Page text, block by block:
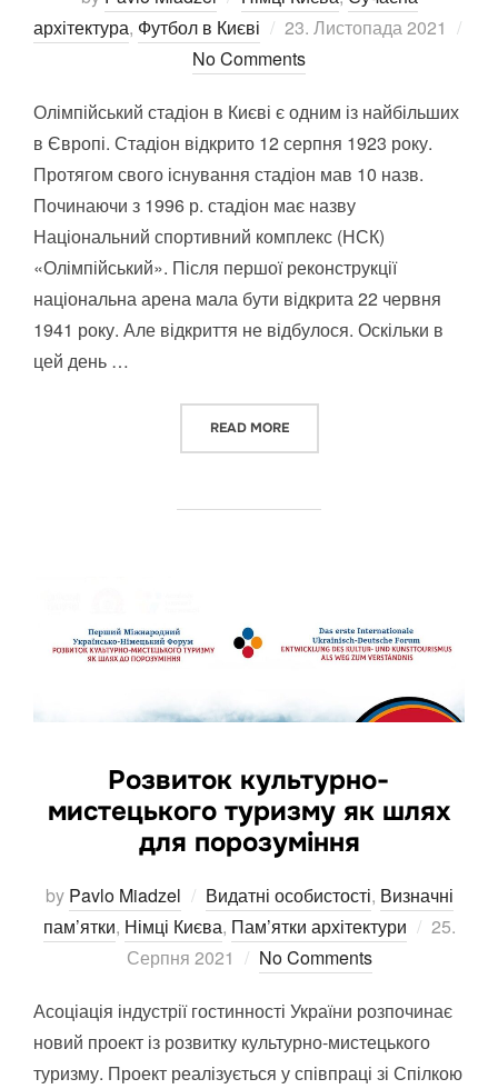
архітектура, Футбол в Києві
Posted
on
23. Листопада 2021
No Comments
Олімпійський стадіон в Києві є одним із найбільших
в Європі. Стадіон відкрито 12 серпня 1923 року.
Протягом свого існування стадіон мав 10 назв.
Починаючи з 1996 р. стадіон має назву
Національний спортивний комплекс (НСК)
«Олімпійський». Після першої реконструкції
національна арена мала бути відкрита 22 червня
1941 року. Але відкриття не відбулося. Оскільки в
цей день …
READ MORE“ОЛІМПІЙСЬКИЙ СТАДІОН В
Розвиток культурно-
мистецького туризму як шлях
для порозуміння
by Pavlo Miadzel Видатні особистості, Визначні
пам’ятки, Німці Києва, Пам’ятки архітектури
Posted
25.
Серпня 2021
No Comments
Асоціація індустрії гостинності України розпочинає
новий проект із розвитку культурно-мистецького
туризму. Проект реалізується у співпраці зі Спілкою